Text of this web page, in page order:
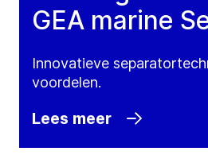
GEA marine
Innovatieve
voordelen.
Lees meer